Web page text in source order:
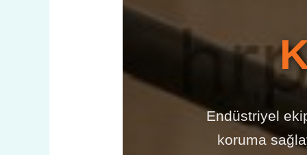
Endüstriyel
koruma